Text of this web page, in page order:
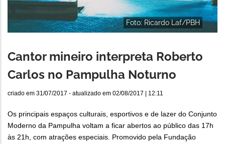
Foto: Ricardo Laf/PBH
Cantor mineiro interpreta Roberto
Carlos no Pampulha Noturno
criado em 31/07/2017 - atualizado em 02/08/2017 | 12:11
Os principais espaços culturais, esportivos e de lazer do Conjunto
Moderno da Pampulha voltam a ficar abertos ao público das 17h
às 21h, com atrações especiais. Promovido pela Fundação